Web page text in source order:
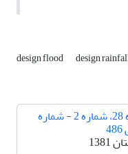
design flood design
دوره 28، شماره 2 - شماره